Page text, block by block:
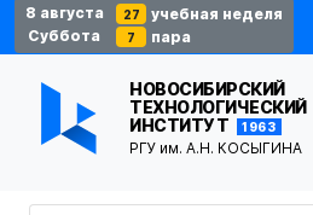
8 августа 27
учебная неделя
Суббота
7 пара
НОВОСИБИРСКИЙ
ТЕХНОЛОГИЧЕСКИЙ
ИНСТИТУТ
1963
РГУ им. А.Н. КОСЫГИНА